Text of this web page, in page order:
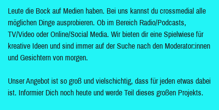
Leute die Bock auf Medien haben. Bei uns kannst du crossmedial alle
möglichen Dinge ausprobieren. Ob im Bereich Radio/Podcasts,
TV/Video oder Online/Social Media. Wir bieten dir eine Spielwiese für
kreative Ideen und sind immer auf der Suche nach den Moderator:innen
und Gesichtern von morgen.
Unser Angebot ist so groß und vielschichtig, dass für jeden etwas dabei
ist. Informier Dich noch heute und werde Teil dieses großen Projekts.